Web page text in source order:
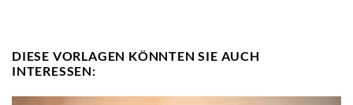
DIESE VORLAGEN KÖNNTEN SIE AUCH
INTERESSEN: